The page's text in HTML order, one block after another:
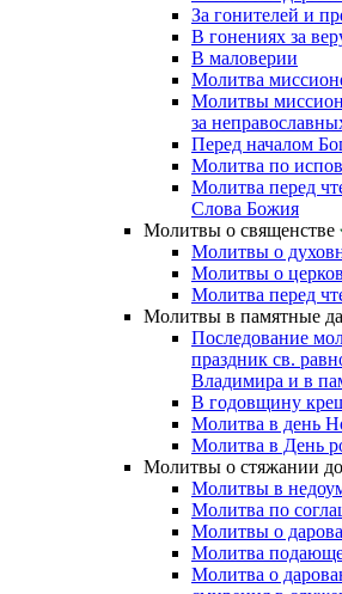
За гонителей и
В гонениях за
В маловерии
Молитва
Молитвы
за
Перед началом
Молитва по
Молитва перед
Слова Божия
Молитвы о священстве
Молитвы о
Молитвы о
Молитва перед
Молитвы в памятные
Последование
праздник св.
Владимира и в
В годовщину
Молитва в день
Молитва в День
Молитвы о стяжании
Молитвы в
Молитва по
Молитвы о
Молитва
Молитва о